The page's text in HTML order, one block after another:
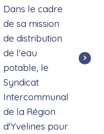
Dans le cadre
de sa mission
de distribution
de l'eau
potable, le
Syndicat
Intercommunal
de la Région
d'Yvelines pour